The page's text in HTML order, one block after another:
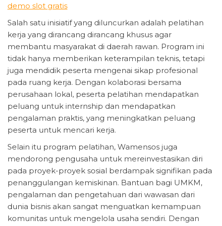
demo slot gratis
Salah satu inisiatif yang diluncurkan adalah pelatihan
kerja yang dirancang dirancang khusus agar
membantu masyarakat di daerah rawan. Program ini
tidak hanya memberikan keterampilan teknis, tetapi
juga mendidik peserta mengenai sikap profesional
pada ruang kerja. Dengan kolaborasi bersama
perusahaan lokal, peserta pelatihan mendapatkan
peluang untuk internship dan mendapatkan
pengalaman praktis, yang meningkatkan peluang
peserta untuk mencari kerja.
Selain itu program pelatihan, Wamensos juga
mendorong pengusaha untuk mereinvestasikan diri
pada proyek-proyek sosial berdampak signifikan pada
penanggulangan kemiskinan. Bantuan bagi UMKM,
pengalaman dan pengetahuan dari wawasan dari
dunia bisnis akan sangat menguatkan kemampuan
komunitas untuk mengelola usaha sendiri. Dengan